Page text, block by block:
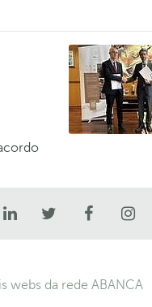
webs da rede ABANCA